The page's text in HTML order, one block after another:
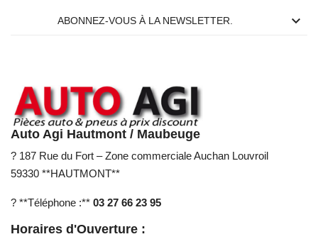
ABONNEZ-VOUS À LA NEWSLETTER. 
Auto Agi Hautmont / Maubeuge
? 187 Rue du Fort – Zone commerciale Auchan Louvroil
59330 **HAUTMONT**
? **Téléphone :** 03 27 66 23 95
Horaires d'Ouverture :